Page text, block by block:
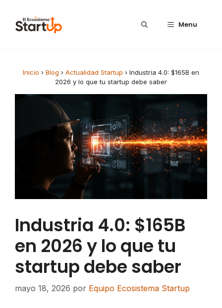
Menu
Inicio › Blog › Actualidad Startup › Industria 4.0: $165B en
2026 y lo que tu startup debe saber
Industria 4.0: $165B
en 2026 y lo que tu
startup debe saber
mayo 18, 2026 por Equipo Ecosistema Startup